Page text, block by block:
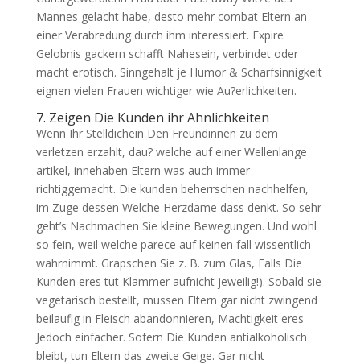
Mannes gelacht habe, desto mehr combat Eltern an
einer Verabredung durch ihm interessiert. Expire
Gelobnis gackern schafft Nahesein, verbindet oder
macht erotisch. Sinngehalt je Humor & Scharfsinnigkeit
eignen vielen Frauen wichtiger wie Au?erlichkeiten.
7. Zeigen Die Kunden ihr Ahnlichkeiten
Wenn Ihr Stelldichein Den Freundinnen zu dem
verletzen erzahlt, dau? welche auf einer Wellenlange
artikel, innehaben Eltern was auch immer
richtiggemacht. Die kunden beherrschen nachhelfen,
im Zuge dessen Welche Herzdame dass denkt. So sehr
geht’s Nachmachen Sie kleine Bewegungen. Und wohl
so fein, weil welche parece auf keinen fall wissentlich
wahrnimmt. Grapschen Sie z. B. zum Glas, Falls Die
Kunden eres tut Klammer aufnicht jeweilig!). Sobald sie
vegetarisch bestellt, mussen Eltern gar nicht zwingend
beilaufig in Fleisch abandonnieren, Machtigkeit eres
Jedoch einfacher. Sofern Die Kunden antialkoholisch
bleibt, tun Eltern das zweite Geige. Gar nicht